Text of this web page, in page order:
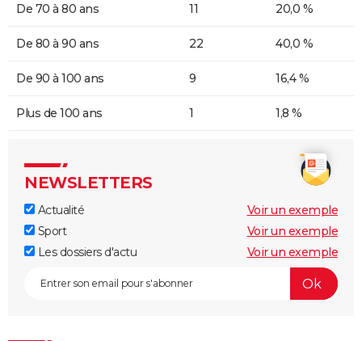
De 70 à 80 ans 11 20,0 %
De 80 à 90 ans 22 40,0 %
De 90 à 100 ans 9 16,4 %
Plus de 100 ans 1 1,8 %
NEWSLETTERS
Actualité
Voir un exemple
Sport
Voir un exemple
Les dossiers d'actu
Voir un exemple